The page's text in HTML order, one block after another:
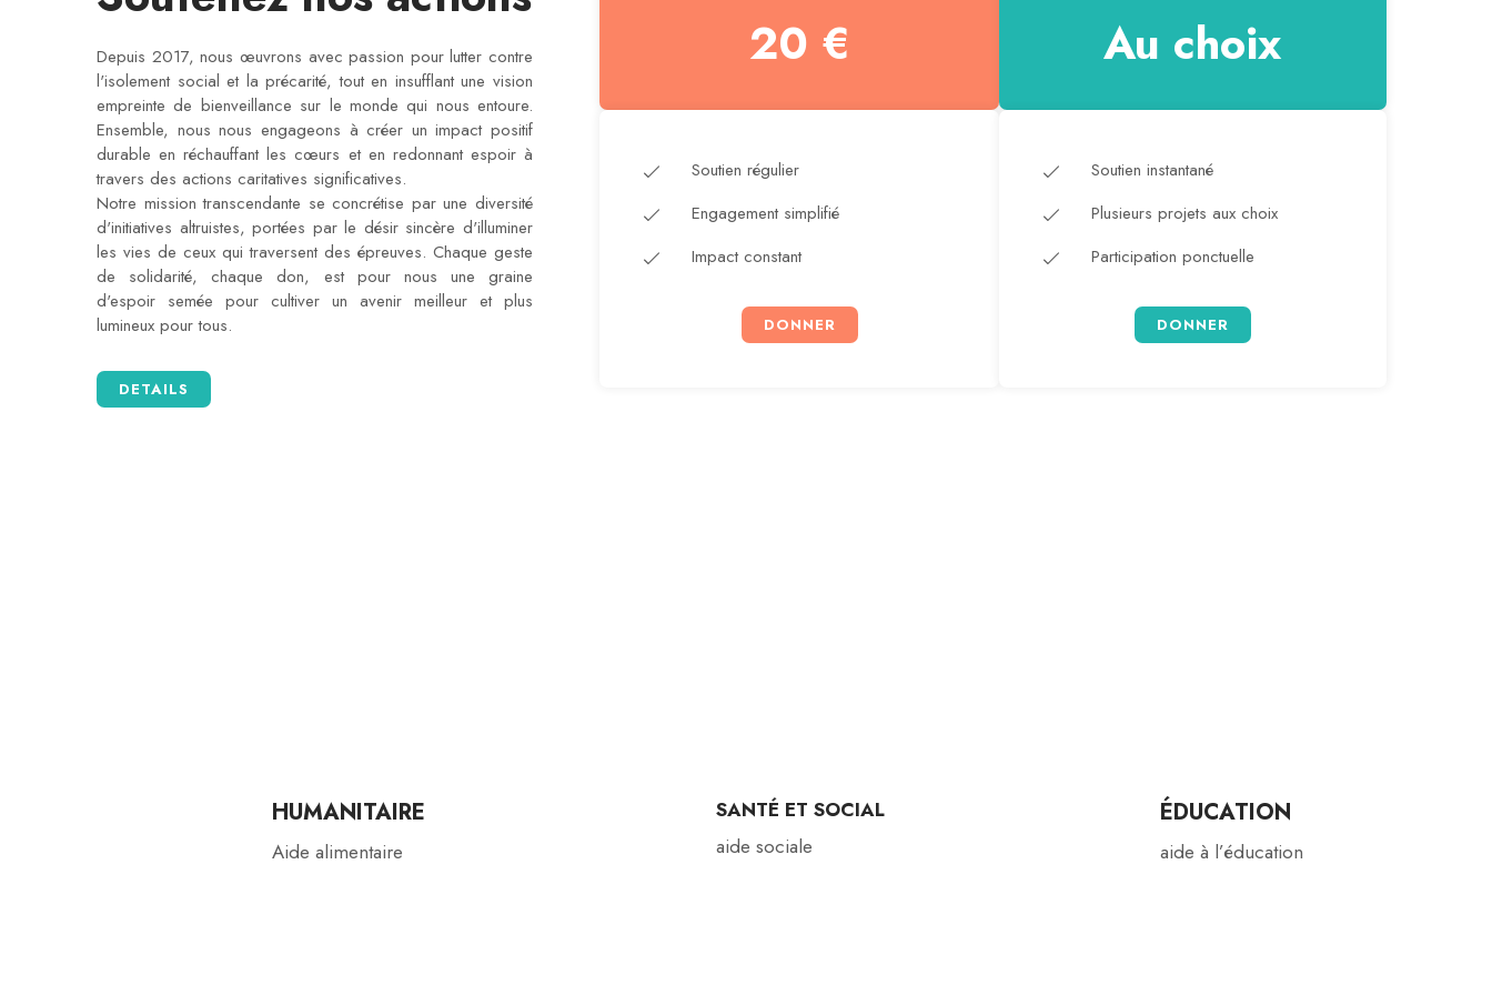
Depuis 2017, nous œuvrons avec passion pour lutter contre
l'isolement social et la précarité, tout en insufflant une vision
empreinte de bienveillance sur le monde qui nous entoure.
Ensemble, nous nous engageons à créer un impact positif
durable en réchauffant les cœurs et en redonnant espoir à
travers des actions caritatives significatives.
Notre mission transcendante se concrétise par une diversité
d'initiatives altruistes, portées par le désir sincère d'illuminer
les vies de ceux qui traversent des épreuves. Chaque geste
de solidarité, chaque don, est pour nous une graine
d'espoir semée pour cultiver un avenir meilleur et plus
lumineux pour tous.
DETAILS
20 €
Soutien régulier
Engagement simplifié
Impact constant
DONNER
Au choix
Soutien instantané
Plusieurs projets aux choix
Participation ponctuelle
DONNER
HUMANITAIRE
Aide alimentaire
SANTÉ ET SOCIAL
aide sociale
ÉDUCATION
aide à l’éducation